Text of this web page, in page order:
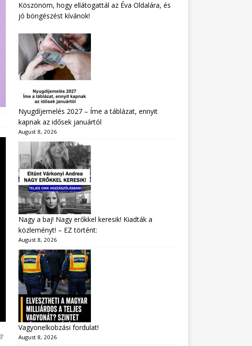
Köszönöm, hogy ellátogattál az Éva Oldalára, és
jó böngészést kívánok!
Nyugdíjemelés 2027 – Íme a táblázat, ennyit
kapnak az idősek januártól
August 8, 2026
Nagy a baj! Nagy erőkkel keresik! Kiadták a
közleményt! – EZ történt:
August 8, 2026
Vagyonelkobzási fordulat!
August 8, 2026